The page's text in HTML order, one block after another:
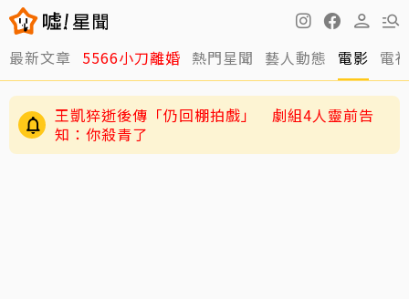
最新文章 5566小刀離婚 熱門星聞 藝人動態 電影 電
王凱猝逝後傳「仍回棚拍戲」 劇組4人靈前告
知：你殺青了